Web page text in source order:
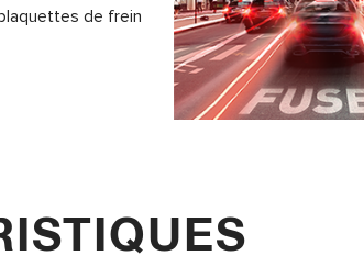
de frein